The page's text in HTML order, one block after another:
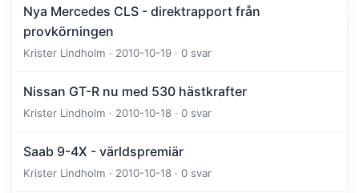
Nya Mercedes CLS - direktrapport från
provkörningen
Krister Lindholm · 2010-10-19 · 0 svar
Nissan GT-R nu med 530 hästkrafter
Krister Lindholm · 2010-10-18 · 0 svar
Saab 9-4X - världspremiär
Krister Lindholm · 2010-10-18 · 0 svar